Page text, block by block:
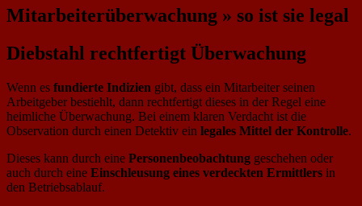
Mitarbeiter­überwachung » so ist sie legal
Diebstahl rechtfertigt Überwachung
Wenn es fundierte Indizien gibt, dass ein Mitarbeiter seinen
Arbeitgeber bestiehlt, dann rechtfertigt dieses in der Regel eine
heimliche Überwachung. Bei einem klaren Verdacht ist die
Observation durch einen Detektiv ein legales Mittel der Kontrolle.
Dieses kann durch eine Personenbeobachtung geschehen oder
auch durch eine Einschleusung eines verdeckten Ermittlers in
den Betriebsablauf.